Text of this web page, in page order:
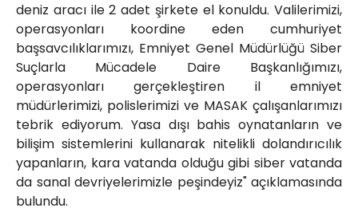
deniz aracı ile 2 adet şirkete el konuldu. Valilerimizi,
operasyonları koordine eden cumhuriyet
başsavcılıklarımızı, Emniyet Genel Müdürlüğü Siber
Suçlarla Mücadele Daire Başkanlığımızı,
operasyonları gerçekleştiren il emniyet
müdürlerimizi, polislerimizi ve MASAK çalışanlarımızı
tebrik ediyorum. Yasa dışı bahis oynatanların ve
bilişim sistemlerini kullanarak nitelikli dolandırıcılık
yapanların, kara vatanda olduğu gibi siber vatanda
da sanal devriyelerimizle peşindeyiz" açıklamasında
bulundu.